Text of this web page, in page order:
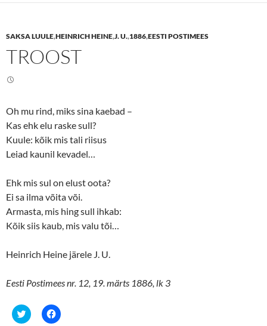
h
o
T
w
(
O
p
e
n
s
i
w
w
i
n
d
o
w
h
o
F
a
k
(
O
p
e
n
s
e
w
w
i
n
d
o
SAKSA LUULE,HEINRICH HEINE,J. U.,1886,EESTI POSTIMEES
TROOST
Oh mu rind, miks sina kaebad –
Kas ehk elu raske sull?
Kuule: kõik mis tali riisus
Leiad kaunil kevadel…
Ehk mis sul on elust oota?
Ei sa ilma võita või.
Armasta, mis hing sull ihkab:
Kõik siis kaub, mis valu tõi…
Heinrich Heine järele J. U.
Eesti Postimees nr. 12, 19. märts 1886, lk 3
C
l
C
l